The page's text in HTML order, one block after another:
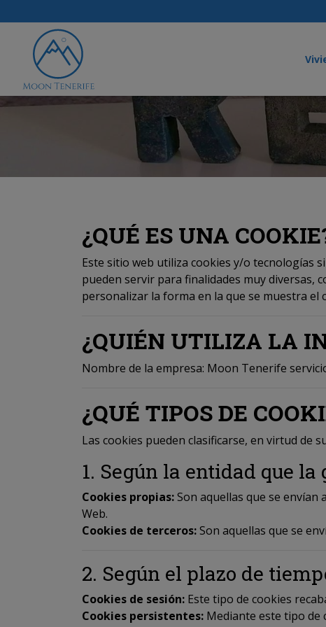
¿QUÉ ES UNA
Este sitio web utiliza cookies y/o tecnologías
pueden servir para finalidades muy
personalizar la forma en la que se muestra el
¿QUIÉN UTILIZA LA
Nombre de la empresa: Moon Tenerife
¿QUÉ TIPOS DE
Las cookies pueden clasificarse, en virtud de
1. Según la entidad que la
Cookies propias:Son aquellas que se
Web.
Cookies de terceros:Son aquellas que se
2. Según el plazo de
Cookies de sesión: Este tipo de cookies
Cookies persistentes: Mediante este tipo de